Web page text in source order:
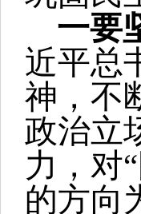
一要
近平总
神，不
政治立
力，对
的方向